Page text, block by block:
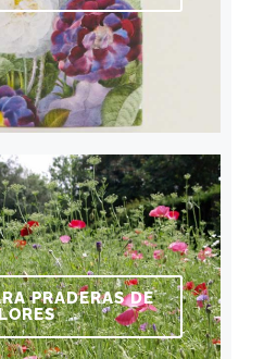
PRADERAS DE